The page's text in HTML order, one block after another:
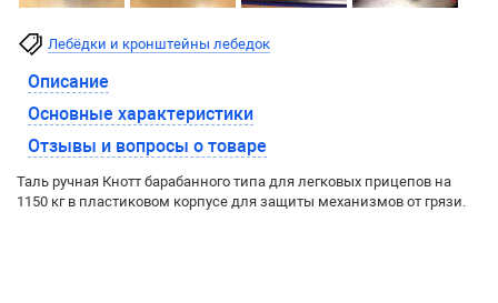
Лебёдки и кронштейны лебедок
Описание
Основные характеристики
Отзывы и вопросы о товаре
Таль ручная Кнотт барабанного типа для легковых прицепов на
1150 кг в пластиковом корпусе для защиты механизмов от грязи.